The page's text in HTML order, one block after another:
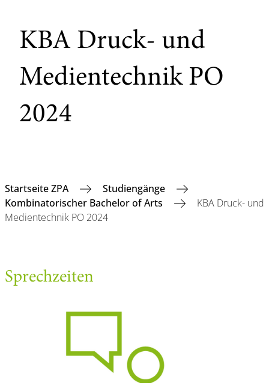
KBA Druck- und
Medientechnik PO
2024
Startseite ZPA
Studiengänge
Kombinatorischer Bachelor of Arts
KBA Druck- und
Medientechnik PO 2024
Sprechzeiten